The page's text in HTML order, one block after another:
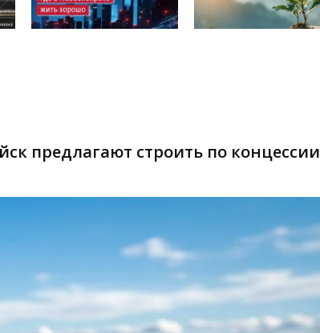
предлагают строить по концессии